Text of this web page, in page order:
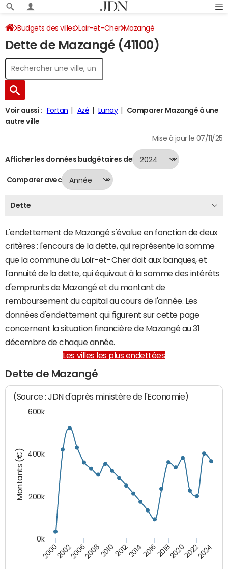
Budgets des villes Loir-et-Cher Mazangé
Dette au 31/12/2024
Dette de Mazangé (41100)
Voir aussi : Fortan Azé Lunay
Comparer Mazangé à une
autre ville
Mise à jour le 07/11/25
Afficher les données budgétaires de
Comparer avec
Dette
L'endettement de Mazangé s'évalue en fonction de deux
critères : l'encours de la dette, qui représente la somme
que la commune du Loir-et-Cher doit aux banques, et
l'annuité de la dette, qui équivaut à la somme des intérêts
d'emprunts de Mazangé et du montant de
remboursement du capital au cours de l'année. Les
données d'endettement qui figurent sur cette page
concernent la situation financière de Mazangé au 31
décembre de chaque année.
Les villes les plus endettées
Dette de Mazangé
Montants (€)
(Source : JDN d'après ministère de l'Economie)
200020022006200820102012201420162018202020222024
0k
200k
400k
600k